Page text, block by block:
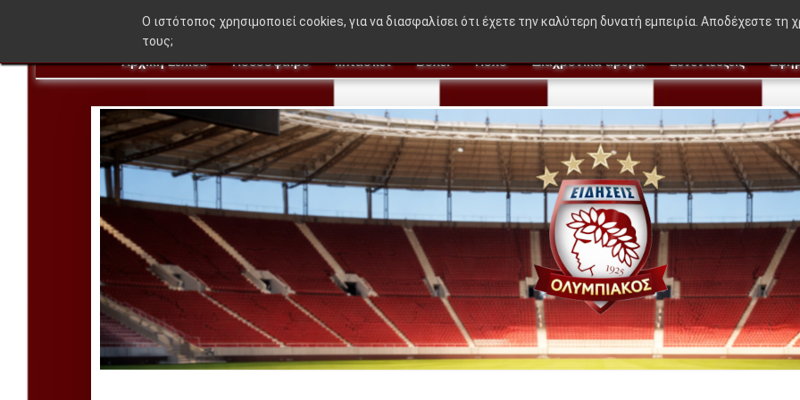
Αρχική Σελίδα Ποδόσφαιρο Μπάσκετ Βόλεϊ Πόλο Διαχρονικά άρθρα Συνεντεύξεις
🔥 BREAKING NEWS: "Η ιδέα που
O ιστότοπος χρησιμοποιεί cookies, για να διασφαλίσει ότι έχετε την καλύτερη δυνατή εμπειρία. Αποδέχεστε τη
τους;